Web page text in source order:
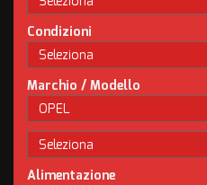
CONTATTI
NEWS
AREA COMMERCIANTI
Condizioni
Marchio / Modello
Alimentazione